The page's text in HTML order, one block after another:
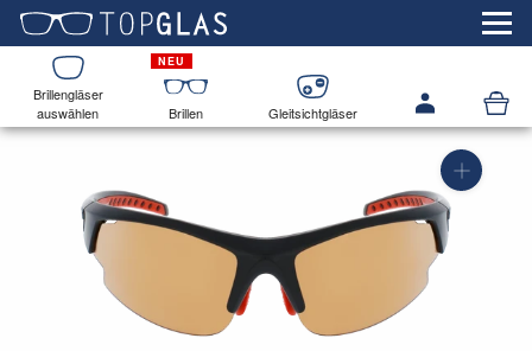
Brillengläser
auswählen
Brillen Gleitsichtgläser